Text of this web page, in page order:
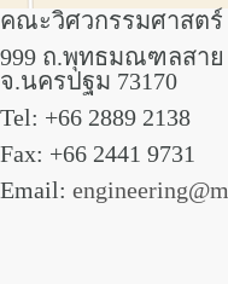
คณะวิศวกรรมศาสต
999 ถ.พุทธมณฑลสา
จ.นครปฐม 73170
Tel: +66 2889 2138
Fax: +66 2441 9731
Email: